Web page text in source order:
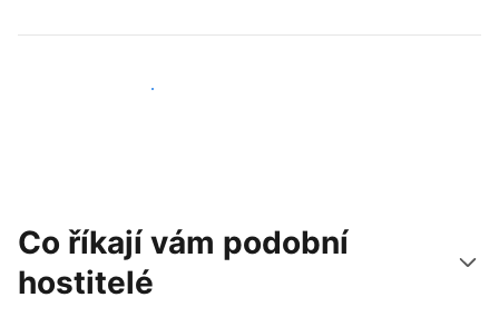
Oslovit nové hosty už dnes
Co říkají vám podobní
hostitelé